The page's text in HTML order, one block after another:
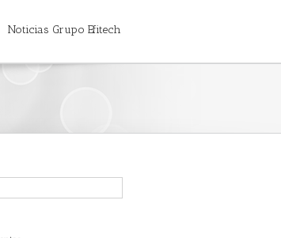
Noticias Grupo Efitech